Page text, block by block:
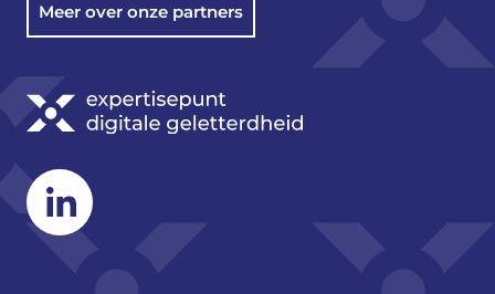
Meer over onze partners
Linkedin